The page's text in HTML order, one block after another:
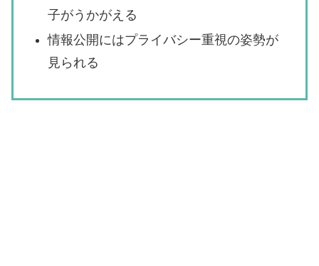
子がうかがえる
情報公開にはプライバシー重視の姿勢が
見られる